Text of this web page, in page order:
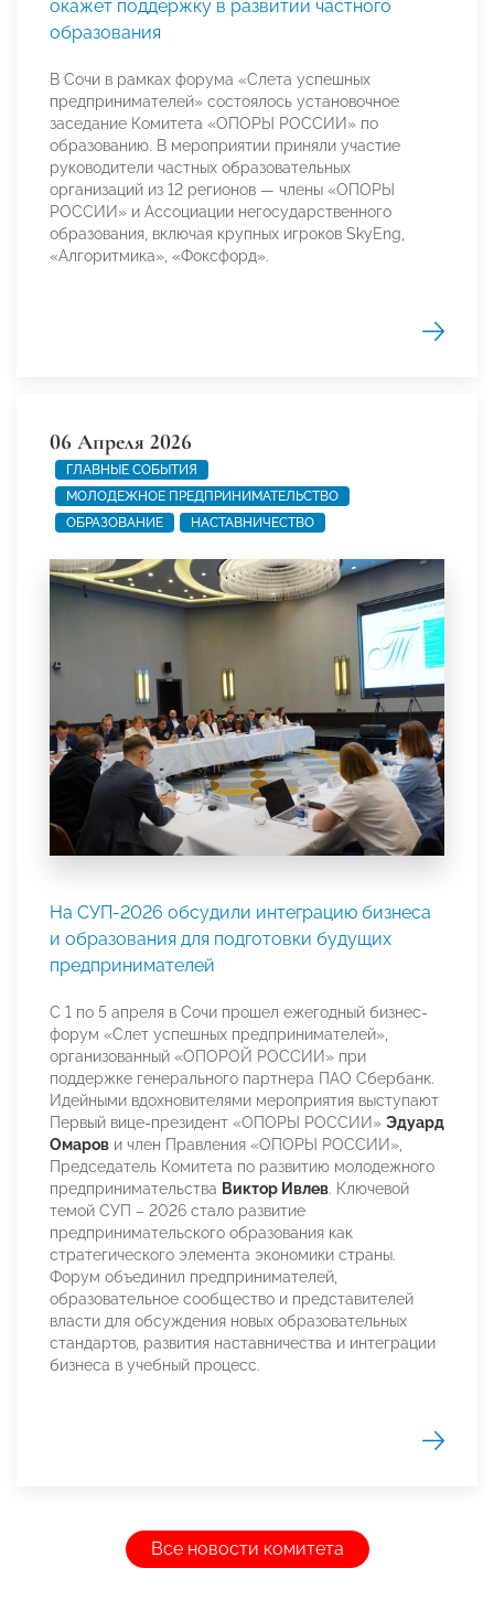
окажет поддержку в развитии частного
образования
В Сочи в рамках форума «Слета успешных
предпринимателей» состоялось установочное
заседание Комитета «ОПОРЫ РОССИИ» по
образованию. В мероприятии приняли участие
руководители частных образовательных
организаций из 12 регионов — члены «ОПОРЫ
РОССИИ» и Ассоциации негосударственного
образования, включая крупных игроков SkyEng,
«Алгоритмика», «Фоксфорд».
06 Апреля 2026
ГЛАВНЫЕ СОБЫТИЯ
МОЛОДЕЖНОЕ ПРЕДПРИНИМАТЕЛЬСТВО
ОБРАЗОВАНИЕ
НАСТАВНИЧЕСТВО
На СУП-2026 обсудили интеграцию бизнеса
и образования для подготовки будущих
предпринимателей
С 1 по 5 апреля в Сочи прошел ежегодный бизнес-
форум «Слет успешных предпринимателей»,
организованный «ОПОРОЙ РОССИИ» при
поддержке генерального партнера ПАО Сбербанк.
Идейными вдохновителями мероприятия выступают
Первый вице-президент «ОПОРЫ РОССИИ» Эдуард
Омаров и член Правления «ОПОРЫ РОССИИ»,
Председатель Комитета по развитию молодежного
предпринимательства Виктор Ивлев. Ключевой
темой СУП – 2026 стало развитие
предпринимательского образования как
стратегического элемента экономики страны.
Форум объединил предпринимателей,
образовательное сообщество и представителей
власти для обсуждения новых образовательных
стандартов, развития наставничества и интеграции
бизнеса в учебный процесс.
Все новости комитета